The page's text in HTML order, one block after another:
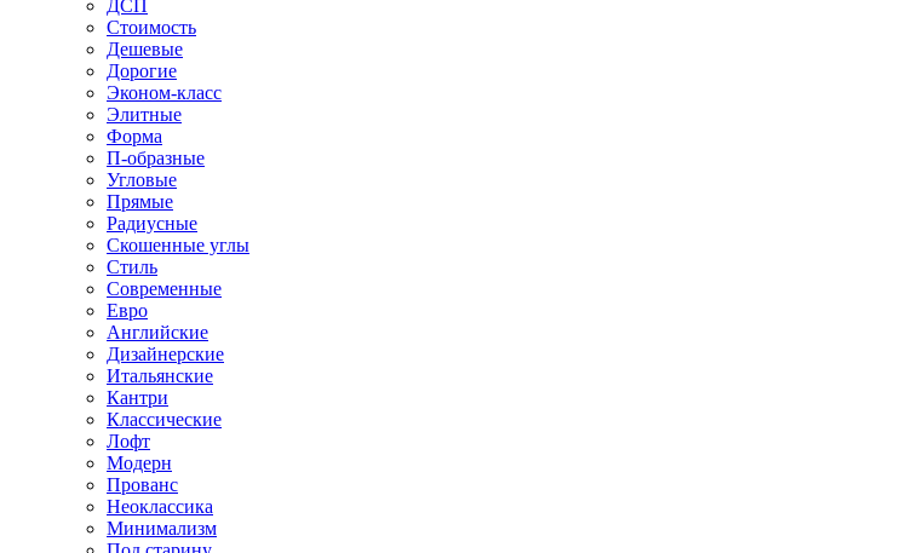
ДСП
Стоимость
Дешевые
Дорогие
Эконом-класс
Элитные
Форма
П-образные
Угловые
Прямые
Радиусные
Скошенные углы
Стиль
Современные
Евро
Английские
Дизайнерские
Итальянские
Кантри
Классические
Лофт
Модерн
Прованс
Неоклассика
Минимализм